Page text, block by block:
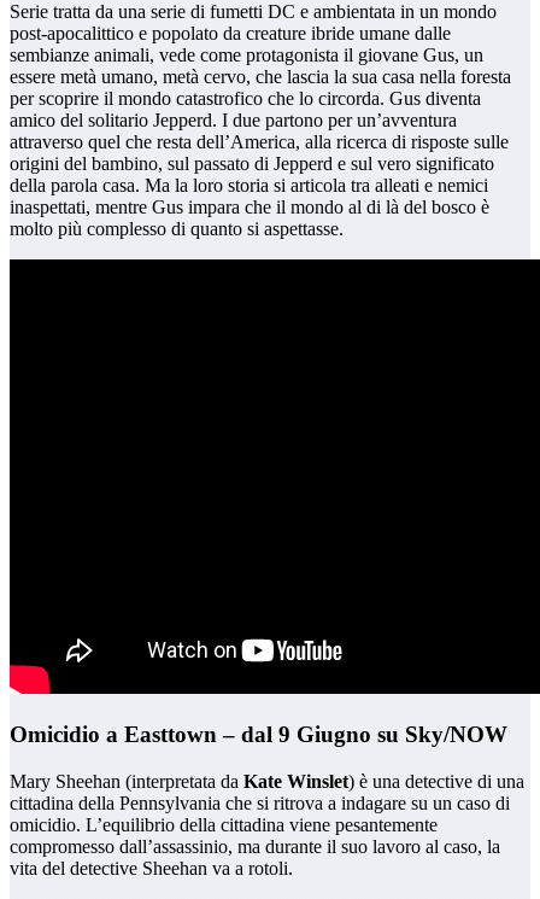
Serie tratta da una serie di fumetti DC e ambientata in un mondo
post-apocalittico e popolato da creature ibride umane dalle
sembianze animali, vede come protagonista il giovane Gus, un
essere metà umano, metà cervo, che lascia la sua casa nella foresta
per scoprire il mondo catastrofico che lo circorda. Gus diventa
amico del solitario Jepperd. I due partono per un’avventura
attraverso quel che resta dell’America, alla ricerca di risposte sulle
origini del bambino, sul passato di Jepperd e sul vero significato
della parola casa. Ma la loro storia si articola tra alleati e nemici
inaspettati, mentre Gus impara che il mondo al di là del bosco è
molto più complesso di quanto si aspettasse.
Omicidio a Easttown – dal 9 Giugno su Sky/NOW
Mary Sheehan (interpretata da Kate Winslet) è una detective di una
cittadina della Pennsylvania che si ritrova a indagare su un caso di
omicidio. L’equilibrio della cittadina viene pesantemente
compromesso dall’assassinio, ma durante il suo lavoro al caso, la
vita del detective Sheehan va a rotoli.